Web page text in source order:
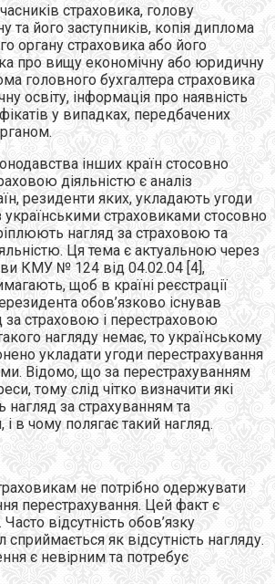
страховика, голову
та його заступників, копія диплома
органу страховика або його
про вищу економічну або юридичну
головного бухгалтера страховика
освіту, інформація про наявність
у випадках, передбачених
інших країн стосовно
діяльністю є аналіз
резиденти яких, укладають угоди
українськими страховиками стосовно
нагляд за страховою та
Ця тема є актуальною через
КМУ № 124 від 04.02.04 [4],
щоб в країні реєстрації
обов’язково існував
страховою і перестраховою
нагляду немає, то українському
укладати угоди перестрахування
Відомо, що за перестрахуванням
тому слід чітко визначити які
нагляд за страхуванням та
в чому полягає такий нагляд.
не потрібно одержувати
перестрахування. Цей факт є
відсутність обов’язку
як відсутність нагляду.
є невірним та потребує